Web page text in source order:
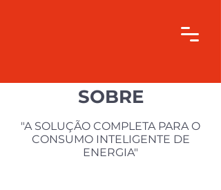
SOBRE
"A SOLUÇÃO COMPLETA PARA O
CONSUMO INTELIGENTE DE
ENERGIA"